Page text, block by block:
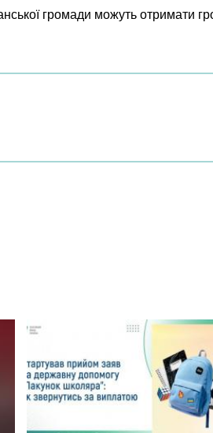
громади можуть отримати